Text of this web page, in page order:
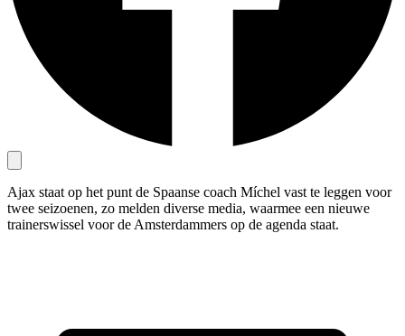
Ajax staat op het punt de Spaanse coach Míchel vast te leggen voor
twee seizoenen, zo melden diverse media, waarmee een nieuwe
trainerswissel voor de Amsterdammers op de agenda staat.